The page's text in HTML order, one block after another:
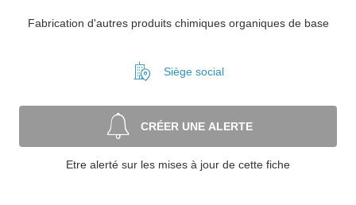
Fabrication d'autres produits chimiques organiques de base
Siège social
CRÉER UNE ALERTE
Etre alerté sur les mises à jour de cette fiche